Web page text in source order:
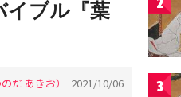
イブル『葉
だ あきお） 2021/10/06 3